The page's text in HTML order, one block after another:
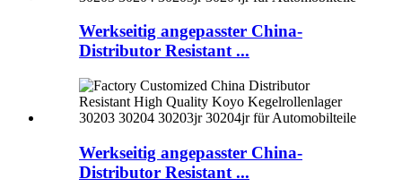
Werkseitig angepasster China-
Distributor Resistant ...
Werkseitig angepasster China-
Distributor Resistant ...